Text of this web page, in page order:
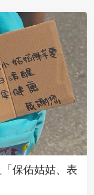
保佑姑姑、表